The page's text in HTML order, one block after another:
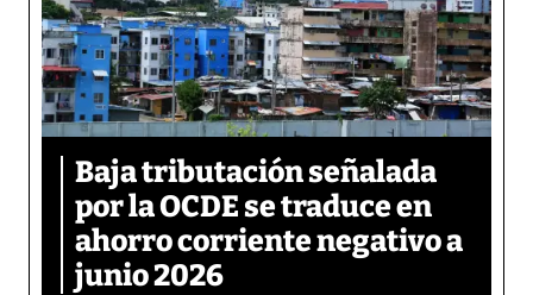
Baja tributación señalada
por la OCDE se traduce en
ahorro corriente negativo a
junio 2026